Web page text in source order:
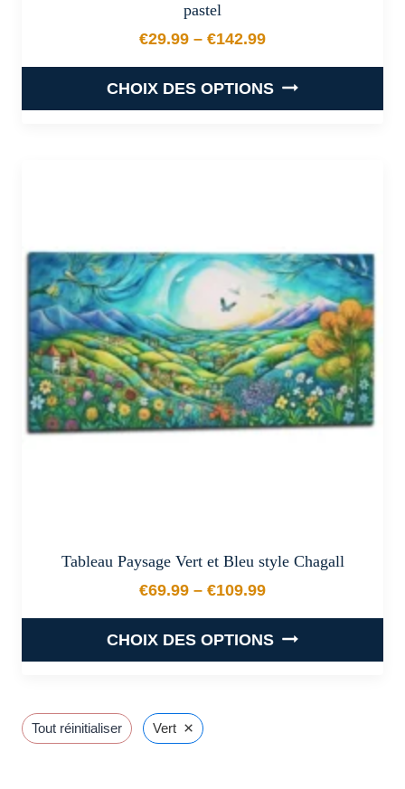
pastel
€29.99 – €142.99
Plage de prix : €29.99 à
CHOIX DES OPTIONS
options
peuvent
être
choisies
sur
la
page
Tableau Paysage Vert et Bleu style Chagall
€69.99 – €109.99
Plage de prix : €69.99 à
CHOIX DES OPTIONS
a
Tout réinitialiser Vert ×